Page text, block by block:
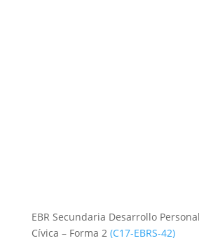
EBR Secundaria Desarrollo
Cívica – Forma 2 (C17-EBRS-42)